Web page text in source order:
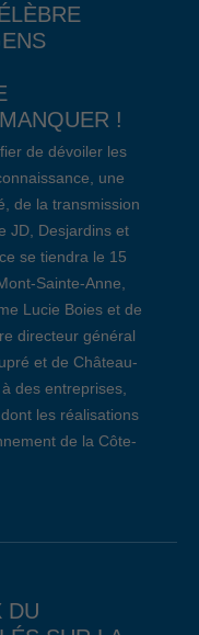
!
de dévoiler les
une
de la transmission
JD, Desjardins et
se tiendra le 15
Sainte-Anne,
Lucie Boies et de
directeur général
et de Château-
des entreprises,
les réalisations
de la Côte-
DU